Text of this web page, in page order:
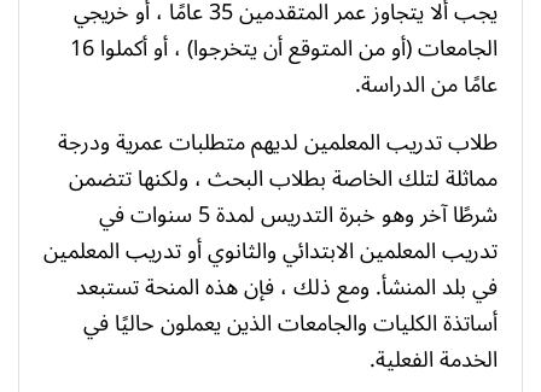
يجب ألا يتجاوز عمر المتقدمين 35 عامًا ، أو خريجي
الجامعات (أو من المتوقع أن يتخرجوا) ، أو أكملوا 16
عامًا من الدراسة.
طلاب تدريب المعلمين لديهم متطلبات عمرية ودرجة
مماثلة لتلك الخاصة بطلاب البحث ، ولكنها تتضمن
شرطًا آخر وهو خبرة التدريس لمدة 5 سنوات في
تدريب المعلمين الابتدائي والثانوي أو تدريب المعلمين
في بلد المنشأ. ومع ذلك ، فإن هذه المنحة تستبعد
أساتذة الكليات والجامعات الذين يعملون حاليًا في
الخدمة الفعلية.